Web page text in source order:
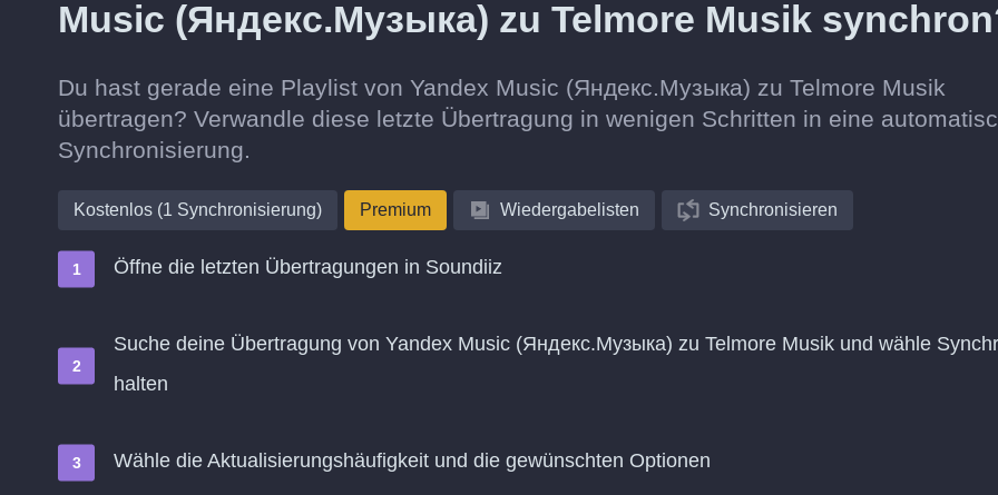
Music (Яндекс.Музыка) zu Telmore Musik
Du hast gerade eine Playlist von Yandex Music (Яндекс.Музыка) zu Telmore Musik
übertragen? Verwandle diese letzte Übertragung in wenigen Schritten in eine
Synchronisierung.
Kostenlos (1 Synchronisierung) Premium Wiedergabelisten Synchronisieren
Öffne die letzten Übertragungen in Soundiiz
Suche deine Übertragung von Yandex Music (Яндекс.Музыка) zu Telmore Musik und wähle
halten
Wähle die Aktualisierungshäufigkeit und die gewünschten Optionen